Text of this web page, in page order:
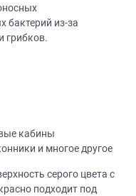
бактерий из-за
грибков.
кабины
и многое другое
серого цвета с
подходит под